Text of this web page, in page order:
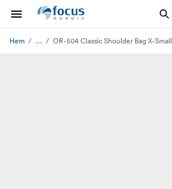
Hem ... OR-504 Classic Shoulder Bag X-Small